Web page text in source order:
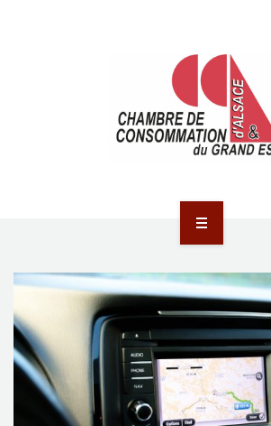
ACTUALITÉS
JURIDIQUE
LA CCA-GE
NOS ACTIONS